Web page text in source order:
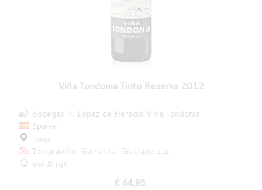
Viña Tondonia Tinto Reserva 2012
Bodegas R. López de Heredia Viña Tondonia
Spanje
Rioja
Tempranillo Garnacha Graciano e.a.
Vol & rijk
€ 44,95